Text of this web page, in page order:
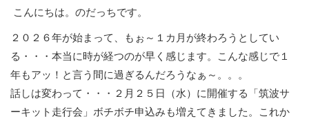
こんにちは。のだっちです。
２０２６年が始まって、もぉ～１カ月が終わろうとしてい
る・・・本当に時が経つのが早く感じます。こんな感じで１
年もアッ！と言う間に過ぎるんだろうなぁ～。。。
話しは変わって・・・２月２５日（水）に開催する「筑波サ
ーキット走行会」ボチボチ申込みも増えてきました。これか